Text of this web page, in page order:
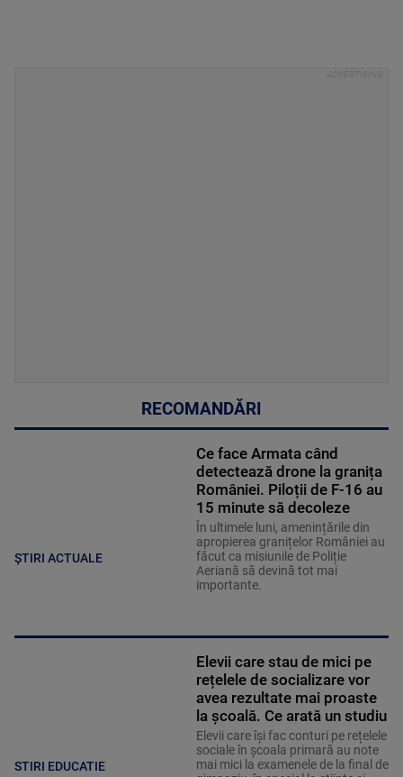
RECOMANDĂRI
ȘTIRI ACTUALE
Ce face Armata când
detectează drone la granița
României. Piloții de F-16 au
15 minute să decoleze
În ultimele luni, amenințările din
apropierea granițelor României au
făcut ca misiunile de Poliție
Aeriană să devină tot mai
importante.
STIRI EDUCATIE
Elevii care stau de mici pe
rețelele de socializare vor
avea rezultate mai proaste
la școală. Ce arată un studiu
Elevii care îşi fac conturi pe rețelele
sociale în școala primară au note
mai mici la examenele de la final de